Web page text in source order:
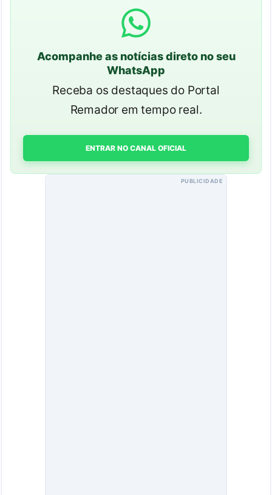
Acompanhe as notícias direto no seu
WhatsApp
Receba os destaques do Portal
Remador em tempo real.
ENTRAR NO CANAL OFICIAL
PUBLICIDADE